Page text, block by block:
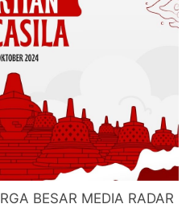
BESAR MEDIA RADAR